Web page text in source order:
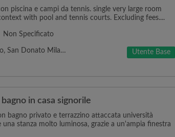
piscina e campi da tennis. single very large room
with pool and tennis courts. Excluding fees....
Non Specificato
Donato Milanese Utente Base
in casa signorile
bagno privato e terrazzino attaccata università
stanza molto luminosa, grazie a un'ampia finestra